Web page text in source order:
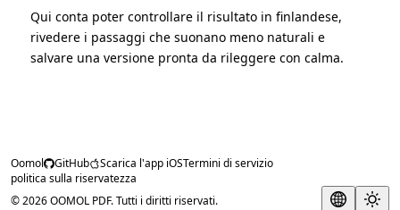
Qui conta poter controllare il risultato in finlandese,
rivedere i passaggi che suonano meno naturali e
salvare una versione pronta da rileggere con calma.
Oomol GitHub Scarica l'app iOSTermini di servizio
politica sulla riservatezza
© 2026 OOMOL PDF. Tutti i diritti riservati.